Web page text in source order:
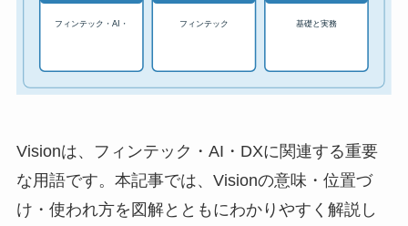
Visionは、フィンテック・AI・DXに関連する重要
な用語です。本記事では、Visionの意味・位置づ
け・使われ方を図解とともにわかりやすく解説し